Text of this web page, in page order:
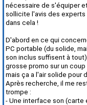
nécessaire de s'équiper
sollicite l'avis des
dans cela !
D'abord en ce qui
PC portable (du solide,
son inclus suffisent à
grosse promo sur un
mais ça a l'air solide pour
Après recherche, il me
trompe :
- Une interface son (carte